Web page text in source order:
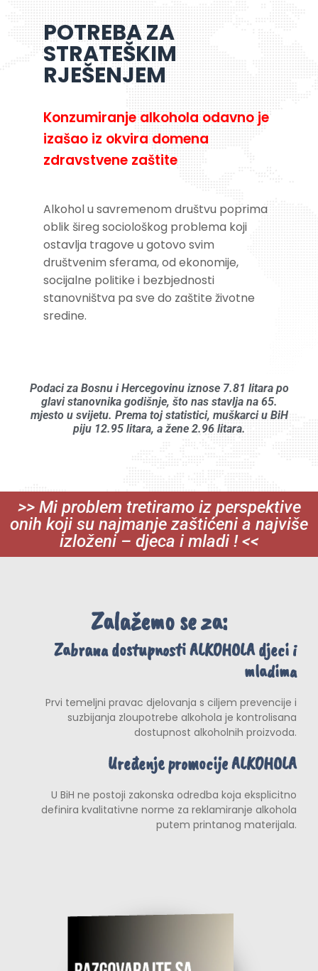
POTREBA ZA
STRATEŠKIM
RJEŠENJEM
Konzumiranje alkohola odavno je
izašao iz okvira domena
zdravstvene zaštite
Alkohol u savremenom društvu poprima
oblik šireg sociološkog problema koji
ostavlja tragove u gotovo svim
društvenim sferama, od ekonomije,
socijalne politike i bezbjednosti
stanovništva pa sve do zaštite životne
sredine.
Podaci za Bosnu i Hercegovinu iznose 7.81 litara po
glavi stanovnika godišnje, što nas stavlja na 65.
mjesto u svijetu. Prema toj statistici, muškarci u BiH
piju 12.95 litara, a žene 2.96 litara.
>> Mi problem tretiramo iz perspektive
onih koji su najmanje zaštićeni a najviše
izloženi – djeca i mladi ! <<
Zalažemo se za:
Zabrana dostupnosti ALKOHOLA djeci i
mladima
Prvi temeljni pravac djelovanja s ciljem prevencije i
suzbijanja zloupotrebe alkohola je kontrolisana
dostupnost alkoholnih proizvoda.
Uređenje promocije ALKOHOLA
U BiH ne postoji zakonska odredba koja eksplicitno
definira kvalitativne norme za reklamiranje alkohola
putem printanog materijala.